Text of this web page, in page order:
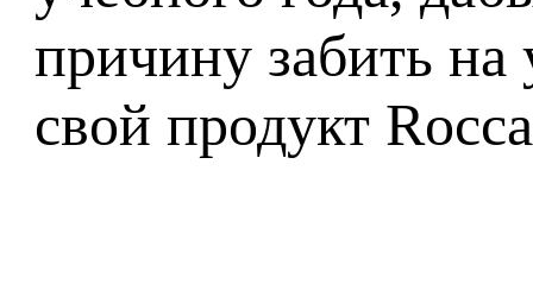
причину забить на
свой продукт